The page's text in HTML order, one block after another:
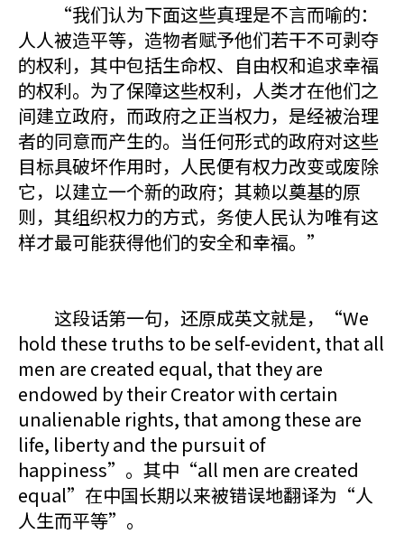
“我们认为下面这些真理是不言而喻的：
人人被造平等，造物者赋予他们若干不可剥夺
的权利，其中包括生命权、自由权和追求幸福
的权利。为了保障这些权利，人类才在他们之
间建立政府，而政府之正当权力，是经被治理
者的同意而产生的。当任何形式的政府对这些
目标具破坏作用时，人民便有权力改变或废除
它，以建立一个新的政府；其赖以奠基的原
则，其组织权力的方式，务使人民认为唯有这
样才最可能获得他们的安全和幸福。”
这段话第一句，还原成英文就是，“We
hold these truths to be self-evident, that all
men are created equal, that they are
endowed by their Creator with certain
unalienable rights, that among these are
life, liberty and the pursuit of
happiness”。其中“all men are created
equal”在中国长期以来被错误地翻译为“人
人生而平等”。